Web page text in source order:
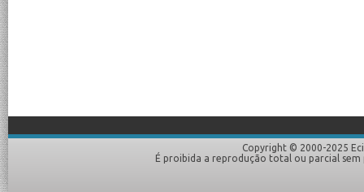
Copyright © 2000-2025
É proibida a reprodução total ou parcial